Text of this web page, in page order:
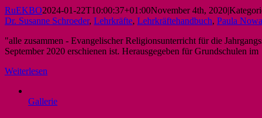
RuEKBO2024-01-22T10:00:37+01:00November 4th, 2020|
Dr. Susanne Schroeder, Lehrkräfte, Lehrkräftehandbuch, Paula
"alle zusammen - Evangelischer Religionsunterricht für die
September 2020 erschienen ist. Herausgegeben für Grundschulen im
Weiterlesen
Gallerie